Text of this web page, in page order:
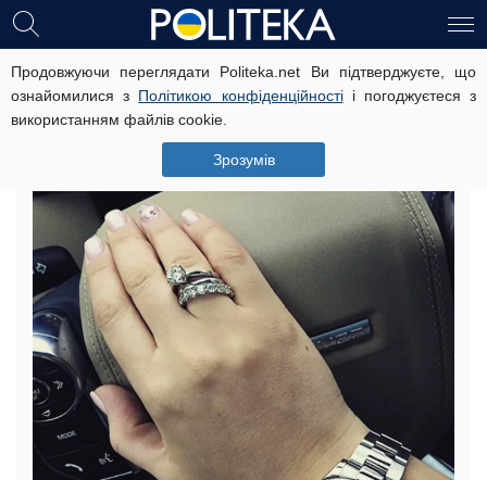
Продовжуючи переглядати Politeka.net Ви підтверджуєте, що
ознайомилися з Політикою конфіденційностіі погоджуєтеся з
використанням файлів cookie.
Зрозумів
Дівчина знайшла кільце, яке
втратила в дитинстві, в носі:
“подарунок матері”